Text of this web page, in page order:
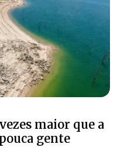
maior que a
gente